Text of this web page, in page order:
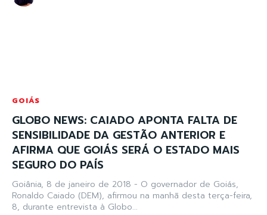
GOIÁS
GLOBO NEWS: CAIADO APONTA FALTA DE
SENSIBILIDADE DA GESTÃO ANTERIOR E
AFIRMA QUE GOIÁS SERÁ O ESTADO MAIS
SEGURO DO PAÍS
Goiânia, 8 de janeiro de 2018 - O governador de Goiás,
Ronaldo Caiado (DEM), afirmou na manhã desta terça-feira,
8, durante entrevista à Globo...